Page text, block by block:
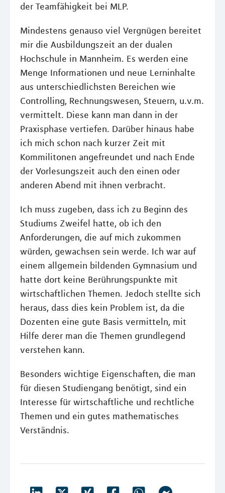
der Teamfähigkeit bei MLP.
Mindestens genauso viel Vergnügen bereitet
mir die Ausbildungszeit an der dualen
Hochschule in Mannheim. Es werden eine
Menge Informationen und neue Lerninhalte
aus unterschiedlichsten Bereichen wie
Controlling, Rechnungswesen, Steuern, u.v.m.
vermittelt. Diese kann man dann in der
Praxisphase vertiefen. Darüber hinaus habe
ich mich schon nach kurzer Zeit mit
Kommilitonen angefreundet und nach Ende
der Vorlesungszeit auch den einen oder
anderen Abend mit ihnen verbracht.
Ich muss zugeben, dass ich zu Beginn des
Studiums Zweifel hatte, ob ich den
Anforderungen, die auf mich zukommen
würden, gewachsen sein werde. Ich war auf
einem allgemein bildenden Gymnasium und
hatte dort keine Berührungspunkte mit
wirtschaftlichen Themen. Jedoch stellte sich
heraus, dass dies kein Problem ist, da die
Dozenten eine gute Basis vermitteln, mit
Hilfe derer man die Themen grundlegend
verstehen kann.
Besonders wichtige Eigenschaften, die man
für diesen Studiengang benötigt, sind ein
Interesse für wirtschaftliche und rechtliche
Themen und ein gutes mathematisches
Verständnis.